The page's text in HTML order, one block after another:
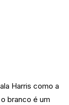
Harris como a
branco é um